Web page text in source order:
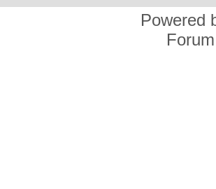
Powered